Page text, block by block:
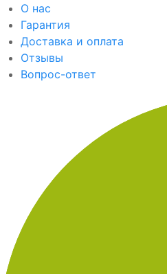
О нас
Гарантия
Доставка и оплата
Отзывы
Вопрос-ответ